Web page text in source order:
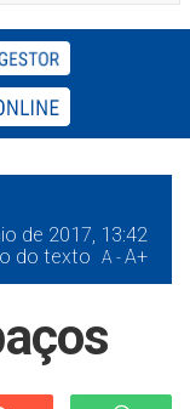
de 2017, 13:42
do texto
A -A+